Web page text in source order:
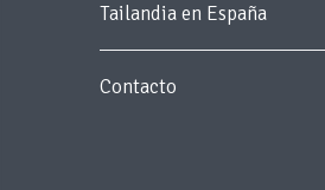
Tailandia en España
Contacto